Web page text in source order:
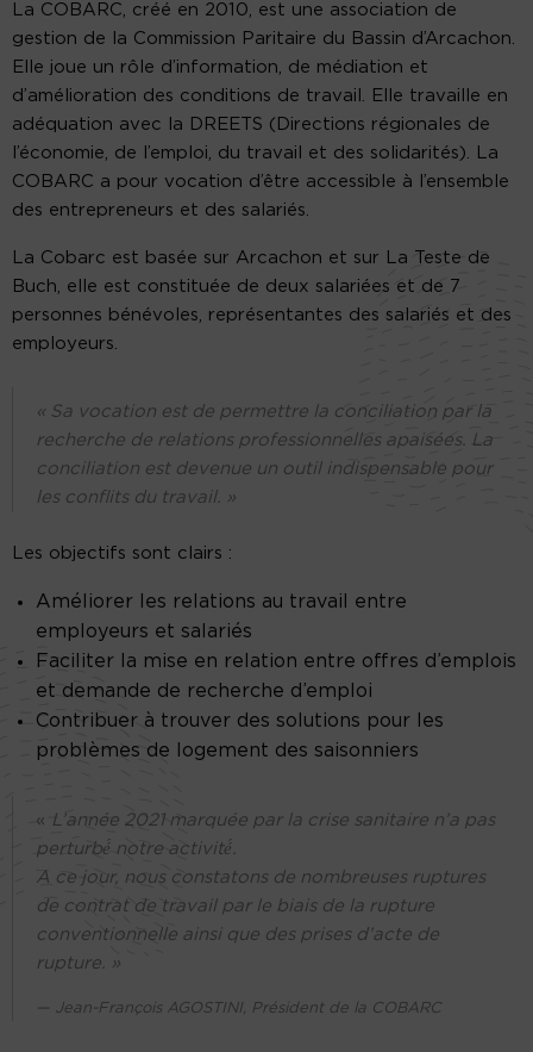
La COBARC, créé en 2010, est une association de
gestion de la Commission Paritaire du Bassin d’Arcachon.
Elle joue un rôle d’information, de médiation et
d’amélioration des conditions de travail. Elle travaille en
adéquation avec la DREETS (Directions régionales de
l’économie, de l’emploi, du travail et des solidarités). La
COBARC a pour vocation d’être accessible à l’ensemble
des entrepreneurs et des salariés.
La Cobarc est basée sur Arcachon et sur La Teste de
Buch, elle est constituée de deux salariées et de 7
personnes bénévoles, représentantes des salariés et des
employeurs.
« Sa vocation est de permettre la conciliation par la
recherche de relations professionnelles apaisées. La
conciliation est devenue un outil indispensable pour
les conflits du travail. »
Les objectifs sont clairs :
Améliorer les relations au travail entre
employeurs et salariés
Faciliter la mise en relation entre offres d’emplois
et demande de recherche d’emploi
Contribuer à trouver des solutions pour les
problèmes de logement des saisonniers
« L’année 2021 marquée par la crise sanitaire n’a pas
perturbé́ notre activité́.
A ce jour, nous constatons de nombreuses ruptures
de contrat de travail par le biais de la rupture
conventionnelle ainsi que des prises d’acte de
rupture. »
Jean-François AGOSTINI, Président de la COBARC